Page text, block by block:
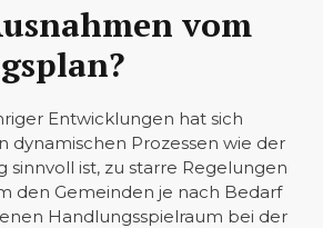
vom
Entwicklungen hat sich
dynamischen Prozessen wie der
sinnvoll ist, zu starre Regelungen
den Gemeinden je nach Bedarf
Handlungsspielraum bei der